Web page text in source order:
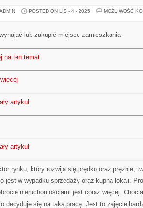
POSTED ON LIS - 4 - 2025
MOŻLIWOŚĆ
lub zakupić miejsce zamieszkania
na ten temat
artykuł
artykuł
rynku, który rozwija się prędko oraz prężnie,
jest w wypadku sprzedaży oraz kupna lokali.
nieruchomościami jest coraz więcej.
decyduje się na taką pracę. Jest to zajęcie